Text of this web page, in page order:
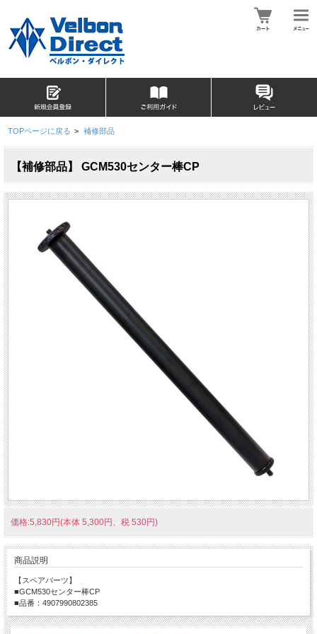
TOPページに戻る > 補修部品
【補修部品】 GCM530センター棒CP
価格:5,830円(本体 5,300円、税 530円)
商品説明
【スペアパーツ】
■GCM530センター棒CP
■品番：4907990802385